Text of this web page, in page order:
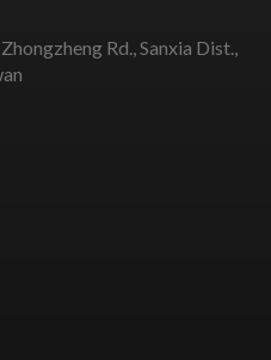
Rd., Sanxia Dist.,